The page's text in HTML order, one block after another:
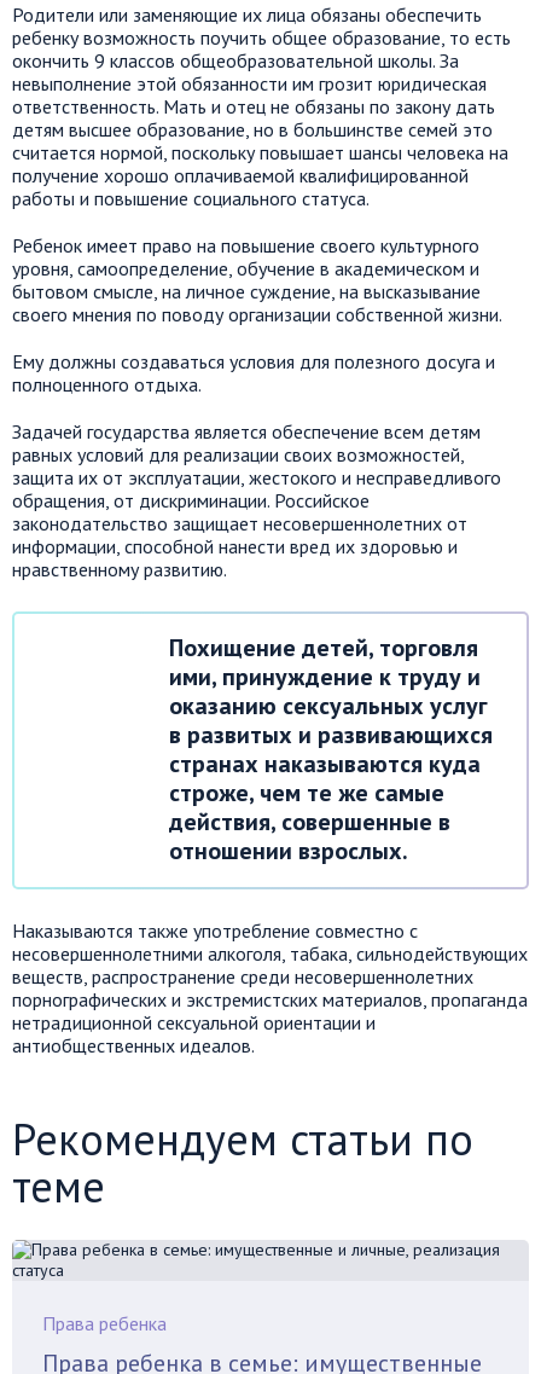
Родители или заменяющие их лица обязаны обеспечить
ребенку возможность поучить общее образование, то есть
окончить 9 классов общеобразовательной школы. За
невыполнение этой обязанности им грозит юридическая
ответственность. Мать и отец не обязаны по закону дать
детям высшее образование, но в большинстве семей это
считается нормой, поскольку повышает шансы человека на
получение хорошо оплачиваемой квалифицированной
работы и повышение социального статуса.
Ребенок имеет право на повышение своего культурного
уровня, самоопределение, обучение в академическом и
бытовом смысле, на личное суждение, на высказывание
своего мнения по поводу организации собственной жизни.
Ему должны создаваться условия для полезного досуга и
полноценного отдыха.
Задачей государства является обеспечение всем детям
равных условий для реализации своих возможностей,
защита их от эксплуатации, жестокого и несправедливого
обращения, от дискриминации. Российское
законодательство защищает несовершеннолетних от
информации, способной нанести вред их здоровью и
нравственному развитию.
Похищение детей, торговля
ими, принуждение к труду и
оказанию сексуальных услуг
в развитых и развивающихся
странах наказываются куда
строже, чем те же самые
действия, совершенные в
отношении взрослых.
Наказываются также употребление совместно с
несовершеннолетними алкоголя, табака, сильнодействующих
веществ, распространение среди несовершеннолетних
порнографических и экстремистских материалов, пропаганда
нетрадиционной сексуальной ориентации и
антиобщественных идеалов.
Рекомендуем статьи по
теме
Права ребенка
Права ребенка в семье: имущественные